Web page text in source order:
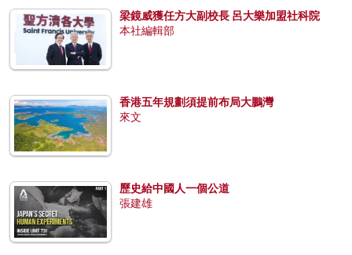
梁鏡威獲任方大副校長 呂大樂加盟社科院
本社編輯部
香港五年規劃須提前布局大鵬灣
來文
歷史給中國人一個公道
張建雄